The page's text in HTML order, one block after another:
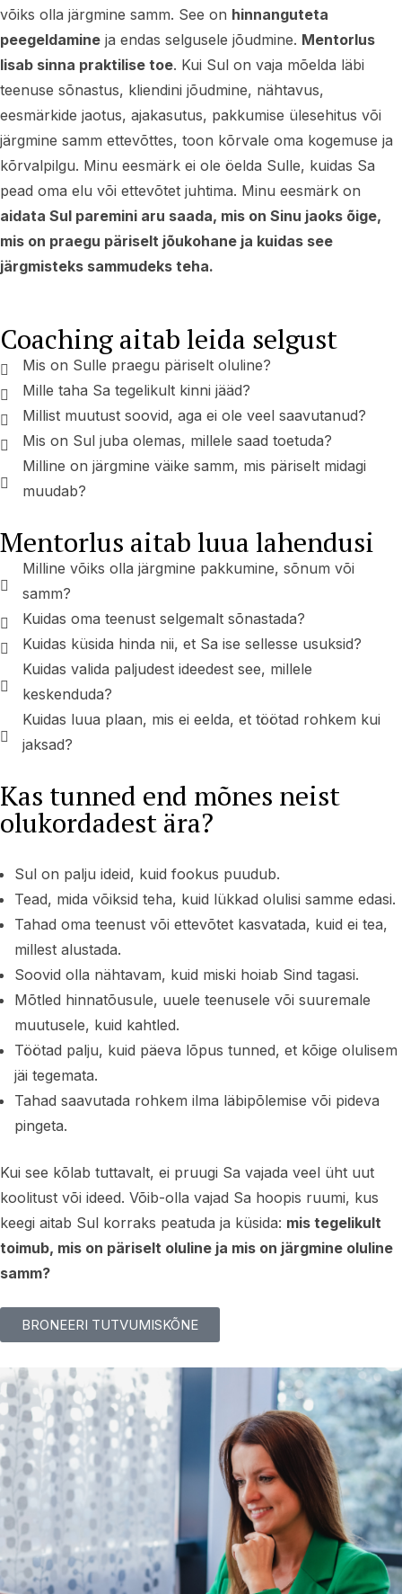
võiks olla järgmine samm. See on hinnanguteta
peegeldamine ja endas selgusele jõudmine. Mentorlus
lisab sinna praktilise toe. Kui Sul on vaja mõelda läbi
teenuse sõnastus, kliendini jõudmine, nähtavus,
eesmärkide jaotus, ajakasutus, pakkumise ülesehitus või
järgmine samm ettevõttes, toon kõrvale oma kogemuse ja
kõrvalpilgu. Minu eesmärk ei ole öelda Sulle, kuidas Sa
pead oma elu või ettevõtet juhtima. Minu eesmärk on
aidata Sul paremini aru saada, mis on Sinu jaoks õige,
mis on praegu päriselt jõukohane ja kuidas see
järgmisteks sammudeks teha.
Coaching aitab leida selgust
Mis on Sulle praegu päriselt oluline?
Mille taha Sa tegelikult kinni jääd?
Millist muutust soovid, aga ei ole veel saavutanud?
Mis on Sul juba olemas, millele saad toetuda?
Milline on järgmine väike samm, mis päriselt midagi
muudab?
Mentorlus aitab luua lahendusi
Milline võiks olla järgmine pakkumine, sõnum või
samm?
Kuidas oma teenust selgemalt sõnastada?
Kuidas küsida hinda nii, et Sa ise sellesse usuksid?
Kuidas valida paljudest ideedest see, millele
keskenduda?
Kuidas luua plaan, mis ei eelda, et töötad rohkem kui
jaksad?
Kas tunned end mõnes neist
olukordadest ära?
Sul on palju ideid, kuid fookus puudub.
Tead, mida võiksid teha, kuid lükkad olulisi samme edasi.
Tahad oma teenust või ettevõtet kasvatada, kuid ei tea,
millest alustada.
Soovid olla nähtavam, kuid miski hoiab Sind tagasi.
Mõtled hinnatõusule, uuele teenusele või suuremale
muutusele, kuid kahtled.
Töötad palju, kuid päeva lõpus tunned, et kõige olulisem
jäi tegemata.
Tahad saavutada rohkem ilma läbipõlemise või pideva
pingeta.
Kui see kõlab tuttavalt, ei pruugi Sa vajada veel üht uut
koolitust või ideed. Võib-olla vajad Sa hoopis ruumi, kus
keegi aitab Sul korraks peatuda ja küsida: mis tegelikult
toimub, mis on päriselt oluline ja mis on järgmine oluline
samm?
BRONEERI TUTVUMISKÕNE